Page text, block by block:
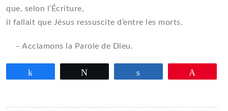
que, selon l’Écriture,
il fallait que Jésus ressuscite d’entre les morts.
– Acclamons la Parole de Dieu.